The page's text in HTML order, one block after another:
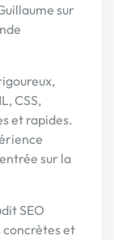
sur
CSS,
et rapides.
sur la
SEO
concrètes et